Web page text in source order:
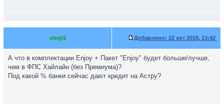
olegf2 Добавлено: 22 окт 2010, 13:42
А что в комплектации Enjoy + Пакет "Enjoy" будет больше/лучше,
чем в ФПС Хайлайн (без Премиума)?
Под какой % банки сейчас дают кредит на Астру?